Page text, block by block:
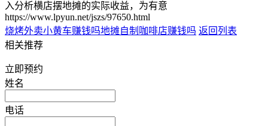
入分析横店摆地摊的实际收益，为有意
https://www.lpyun.net/jszs/97650.html
烧烤外卖小黄车赚钱吗地摊自制咖啡店赚钱吗 返回列表
相关推荐
立即预约
姓名
电话